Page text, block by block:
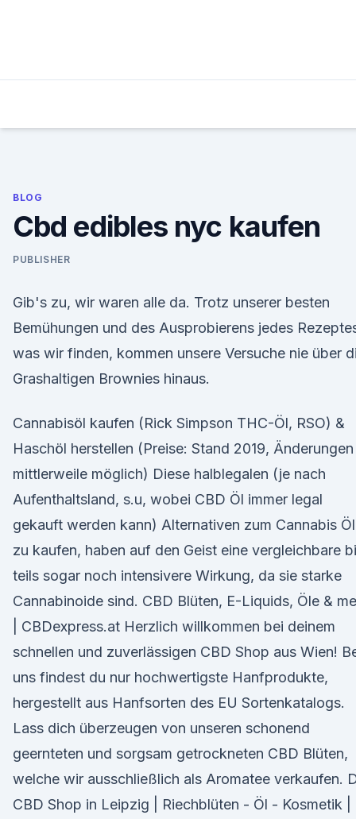
BLOG
Cbd edibles nyc kaufen
PUBLISHER
Gib's zu, wir waren alle da. Trotz unserer besten
Bemühungen und des Ausprobierens jedes
was wir finden, kommen unsere Versuche nie über
Grashaltigen Brownies hinaus.
Cannabisöl kaufen (Rick Simpson THC-Öl, RSO) &
Haschöl herstellen (Preise: Stand 2019, Änderungen
mittlerweile möglich) Diese halblegalen (je nach
Aufenthaltsland, s.u, wobei CBD Öl immer legal
gekauft werden kann) Alternativen zum Cannabis Öl
zu kaufen, haben auf den Geist eine vergleichbare
teils sogar noch intensivere Wirkung, da sie starke
Cannabinoide sind. CBD Blüten, E-Liquids, Öle &
| CBDexpress.at Herzlich willkommen bei deinem
schnellen und zuverlässigen CBD Shop aus Wien!
uns findest du nur hochwertigste Hanfprodukte,
hergestellt aus Hanfsorten des EU Sortenkatalogs.
Lass dich überzeugen von unseren schonend
geernteten und sorgsam getrockneten CBD Blüten,
welche wir ausschließlich als Aromatee verkaufen.
CBD Shop in Leipzig | Riechblüten - Öl - Kosmetik |